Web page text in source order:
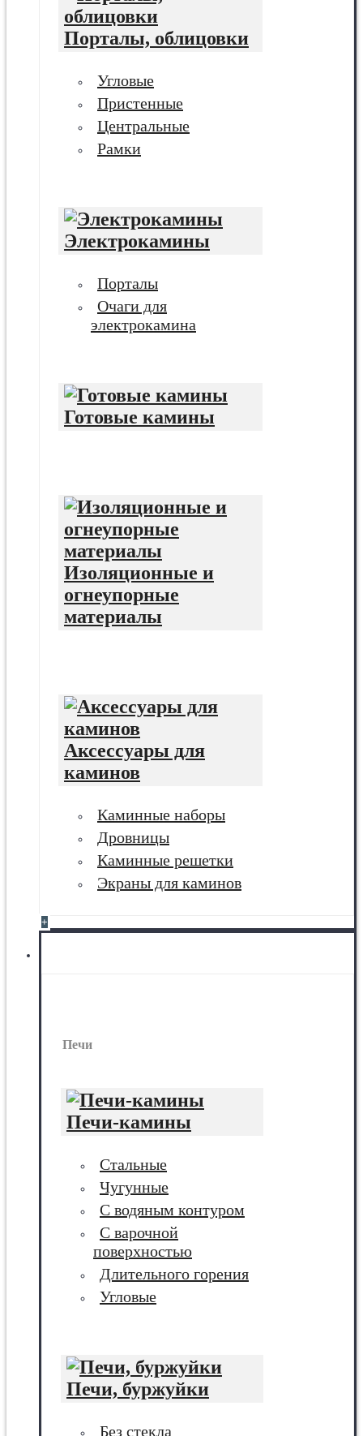
Порталы, облицовки
Угловые
Пристенные
Центральные
Рамки
Электрокамины
Порталы
Очаги для
электрокамина
Готовые камины
Изоляционные и
огнеупорные
материалы
Аксессуары для
каминов
Каминные наборы
Дровницы
Каминные решетки
Экраны для каминов
+
Печи
Печи-камины
Стальные
Чугунные
С водяным контуром
С варочной
поверхностью
Длительного горения
Угловые
Печи, буржуйки
Без стекла